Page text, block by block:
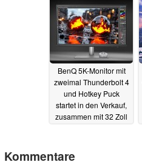
BenQ 5K-Monitor mit
zweimal Thunderbolt 4
und Hotkey Puck
startet in den Verkauf,
zusammen mit 32 Zoll
Kommentare